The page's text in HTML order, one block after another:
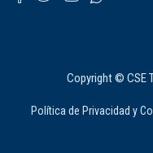
Copyright © CSE
Política de Privacidad y